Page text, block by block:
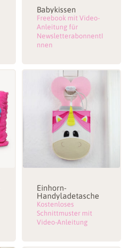
Babykissen
Freebook mit Video-
Anleitung für
NewsletterabonnentI
nnen
Einhorn-
Handyladetasche
Kostenloses
Schnittmuster mit
Video-Anleitung